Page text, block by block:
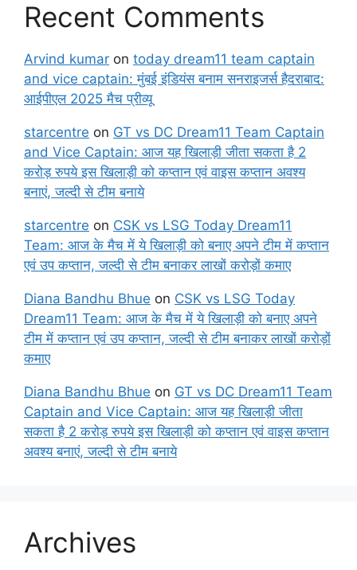
Recent Comments
Arvind kumar on today dream11 team captain
and vice captain: मुंबई इंडियंस बनाम सनराइजर्स हैदराबाद:
आईपीएल 2025 मैच प्रीव्यू
starcentre on GT vs DC Dream11 Team Captain
and Vice Captain: आज यह खिलाड़ी जीता सकता है 2
करोड़ रुपये इस खिलाड़ी को कप्तान एवं वाइस कप्तान अवश्य
बनाएं, जल्दी से टीम बनाये
starcentre on CSK vs LSG Today Dream11
Team: आज के मैच में ये खिलाड़ी को बनाए अपने टीम में कप्तान
एवं उप कप्तान, जल्दी से टीम बनाकर लाखों करोड़ों कमाए
Diana Bandhu Bhue on CSK vs LSG Today
Dream11 Team: आज के मैच में ये खिलाड़ी को बनाए अपने
टीम में कप्तान एवं उप कप्तान, जल्दी से टीम बनाकर लाखों करोड़ों
कमाए
Diana Bandhu Bhue on GT vs DC Dream11 Team
Captain and Vice Captain: आज यह खिलाड़ी जीता
सकता है 2 करोड़ रुपये इस खिलाड़ी को कप्तान एवं वाइस कप्तान
अवश्य बनाएं, जल्दी से टीम बनाये
Archives